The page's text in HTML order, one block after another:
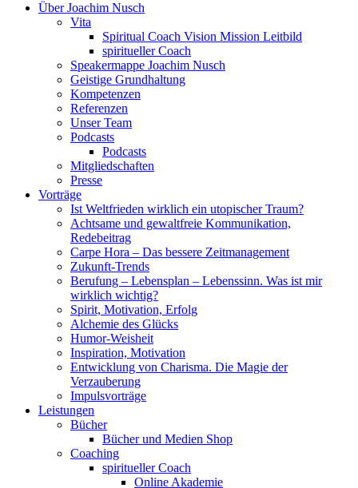
Über Joachim Nusch
Vita
Spiritual Coach Vision Mission Leitbild
spiritueller Coach
Speakermappe Joachim Nusch
Geistige Grundhaltung
Kompetenzen
Referenzen
Unser Team
Podcasts
Podcasts
Mitgliedschaften
Presse
Vorträge
Ist Weltfrieden wirklich ein utopischer Traum?
Achtsame und gewaltfreie Kommunikation,
Redebeitrag
Carpe Hora – Das bessere Zeitmanagement
Zukunft-Trends
Berufung – Lebensplan – Lebenssinn. Was ist mir
wirklich wichtig?
Spirit, Motivation, Erfolg
Alchemie des Glücks
Humor-Weisheit
Inspiration, Motivation
Entwicklung von Charisma. Die Magie der
Verzauberung
Impulsvorträge
Leistungen
Bücher
Bücher und Medien Shop
Coaching
spiritueller Coach
Online Akademie